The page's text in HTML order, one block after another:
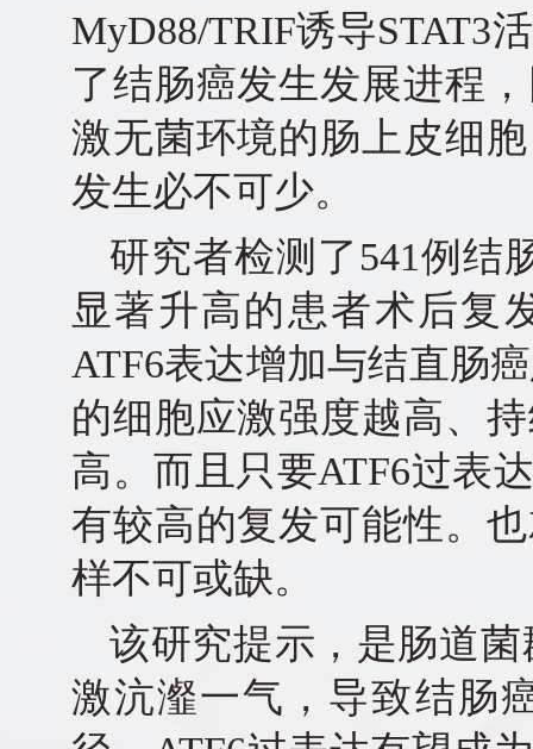
MyD88/TRIF诱导STAT3
了结肠癌发生发展进程
激无菌环境的肠上皮细
发生必不可少。
研究者检测了541例结
显著升高的患者术后复
ATF6表达增加与结直肠
的细胞应激强度越高、
高。而且只要ATF6过表
有较高的复发可能性。
样不可或缺。
该研究提示，是肠道
激沆瀣一气，导致结肠